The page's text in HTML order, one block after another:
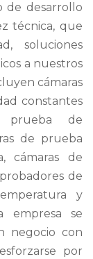
de desarrollo
técnica, que
soluciones
a nuestros
cámaras
constantes
prueba de
de prueba
, cámaras de
de
y
empresa se
negocio con
por